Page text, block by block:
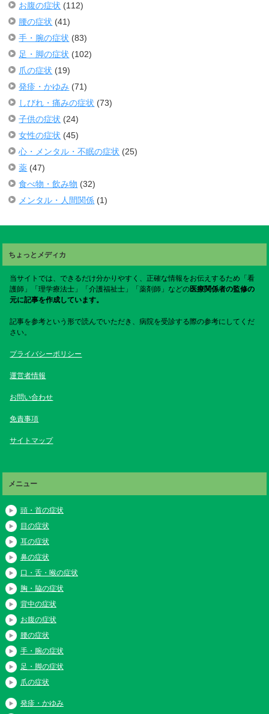
お腹の症状 (112)
腰の症状 (41)
手・腕の症状 (83)
足・脚の症状 (102)
爪の症状 (19)
発疹・かゆみ (71)
しびれ・痛みの症状 (73)
子供の症状 (24)
女性の症状 (45)
心・メンタル・不眠の症状 (25)
薬 (47)
食べ物・飲み物 (32)
メンタル・人間関係 (1)
ちょっとメディカ
当サイトでは、できるだけ分かりやすく、正確な情報をお伝えするため「看
護師」「理学療法士」「介護福祉士」「薬剤師」などの医療関係者の監修の
元に記事を作成しています。
記事を参考という形で読んでいただき、病院を受診する際の参考にしてくだ
さい。
プライバシーポリシー
運営者情報
お問い合わせ
免責事項
サイトマップ
メニュー
頭・首の症状
目の症状
耳の症状
鼻の症状
口・舌・喉の症状
胸・脇の症状
背中の症状
お腹の症状
腰の症状
手・腕の症状
足・脚の症状
爪の症状
発疹・かゆみ